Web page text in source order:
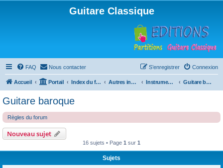
Guitare Classique
FAQ Nous contacter Connexion
S’enregistrer
Accueil Portail Index du forum Autres instruments à cordes pincées, ou styles Instruments anciens Guitare baroque
Guitare baroque
Règles du forum
Nouveau sujet
16 sujets • Page 1 sur 1
Sujets